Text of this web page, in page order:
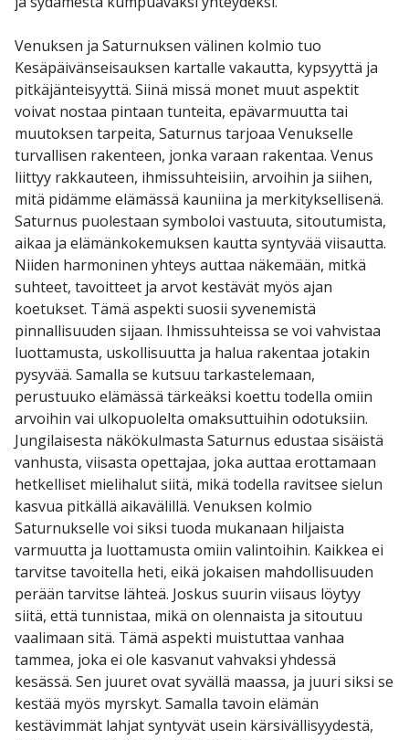
Venuksen ja Saturnuksen välinen kolmio tuo
Kesäpäivänseisauksen kartalle vakautta, kypsyyttä ja
pitkäjänteisyyttä. Siinä missä monet muut aspektit
voivat nostaa pintaan tunteita, epävarmuutta tai
muutoksen tarpeita, Saturnus tarjoaa Venukselle
turvallisen rakenteen, jonka varaan rakentaa. Venus
liittyy rakkauteen, ihmissuhteisiin, arvoihin ja siihen,
mitä pidämme elämässä kauniina ja merkityksellisenä.
Saturnus puolestaan symboloi vastuuta, sitoutumista,
aikaa ja elämänkokemuksen kautta syntyvää viisautta.
Niiden harmoninen yhteys auttaa näkemään, mitkä
suhteet, tavoitteet ja arvot kestävät myös ajan
koetukset. Tämä aspekti suosii syvenemistä
pinnallisuuden sijaan. Ihmissuhteissa se voi vahvistaa
luottamusta, uskollisuutta ja halua rakentaa jotakin
pysyvää. Samalla se kutsuu tarkastelemaan,
perustuuko elämässä tärkeäksi koettu todella omiin
arvoihin vai ulkopuolelta omaksuttuihin odotuksiin.
Jungilaisesta näkökulmasta Saturnus edustaa sisäistä
vanhusta, viisasta opettajaa, joka auttaa erottamaan
hetkelliset mielihalut siitä, mikä todella ravitsee sielun
kasvua pitkällä aikavälillä. Venuksen kolmio
Saturnukselle voi siksi tuoda mukanaan hiljaista
varmuutta ja luottamusta omiin valintoihin. Kaikkea ei
tarvitse tavoitella heti, eikä jokaisen mahdollisuuden
perään tarvitse lähteä. Joskus suurin viisaus löytyy
siitä, että tunnistaa, mikä on olennaista ja sitoutuu
vaalimaan sitä. Tämä aspekti muistuttaa vanhaa
tammea, joka ei ole kasvanut vahvaksi yhdessä
kesässä. Sen juuret ovat syvällä maassa, ja juuri siksi se
kestää myös myrskyt. Samalla tavoin elämän
kestävimmät lahjat syntyvät usein kärsivällisyydestä,